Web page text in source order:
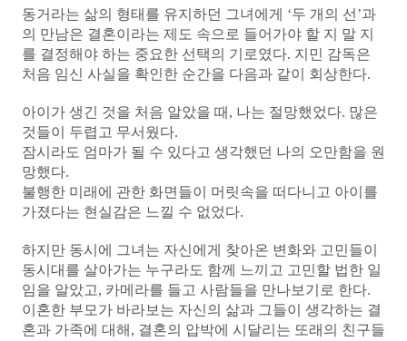
동거라는 삶의 형태를 유지하던 그녀에게 ‘두 개의 선’과
의 만남은 결혼이라는 제도 속으로 들어가야 할 지 말 지
를 결정해야 하는 중요한 선택의 기로였다. 지민 감독은
처음 임신 사실을 확인한 순간을 다음과 같이 회상한다.
아이가 생긴 것을 처음 알았을 때, 나는 절망했었다. 많은
것들이 두렵고 무서웠다.
잠시라도 엄마가 될 수 있다고 생각했던 나의 오만함을 원
망했다.
불행한 미래에 관한 화면들이 머릿속을 떠다니고 아이를
가졌다는 현실감은 느낄 수 없었다.
하지만 동시에 그녀는 자신에게 찾아온 변화와 고민들이
동시대를 살아가는 누구라도 함께 느끼고 고민할 법한 일
임을 알았고, 카메라를 들고 사람들을 만나보기로 한다.
이혼한 부모가 바라보는 자신의 삶과 그들이 생각하는 결
혼과 가족에 대해, 결혼의 압박에 시달리는 또래의 친구들